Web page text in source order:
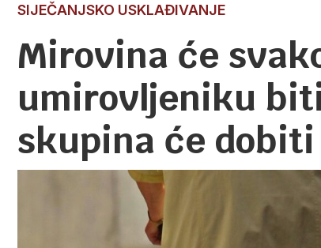
SIJEČANJSKO USKLAĐIVANJE
Mirovina će
umirovljeniku biti
skupina će